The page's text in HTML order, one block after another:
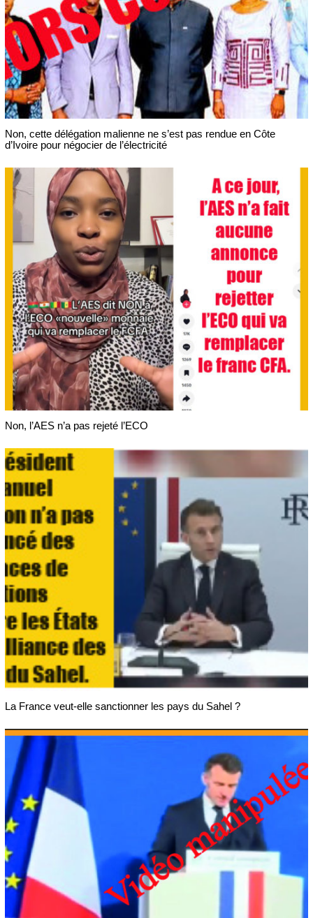
Non, cette délégation malienne ne s’est pas rendue en Côte
d’Ivoire pour négocier de l’électricité
Non, l’AES n’a pas rejeté l’ECO
La France veut-elle sanctionner les pays du Sahel ?